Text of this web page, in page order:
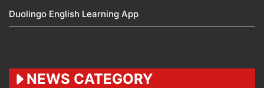
Duolingo English Learning App
NEWS CATEGORY